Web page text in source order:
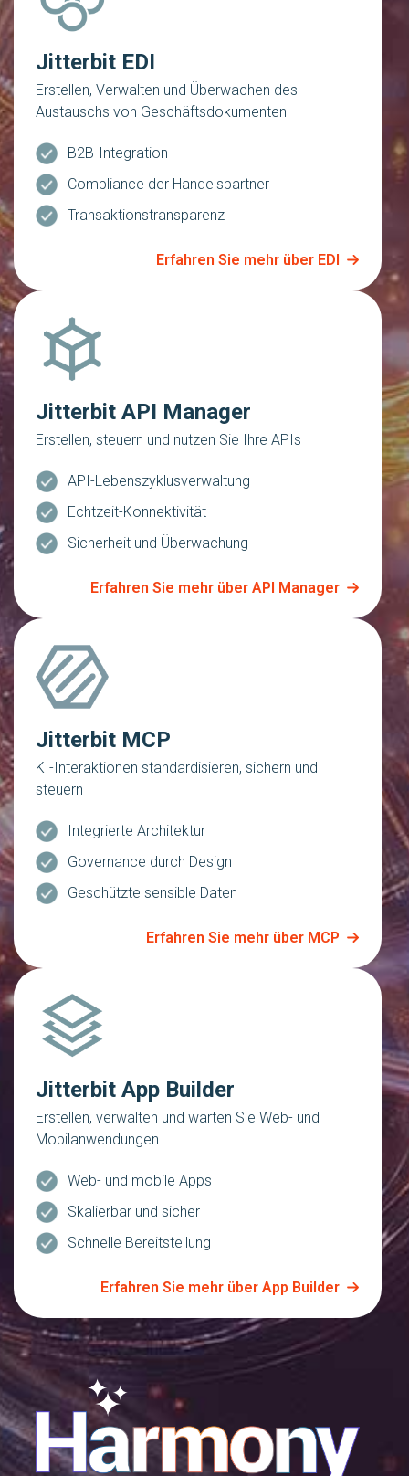
Jitterbit EDI
Erstellen, Verwalten und Überwachen des
Austauschs von Geschäftsdokumenten
B2B-Integration
Compliance der Handelspartner
Transaktionstransparenz
Erfahren Sie mehr über EDI
Jitterbit API Manager
Erstellen, steuern und nutzen Sie Ihre APIs
API-Lebenszyklusverwaltung
Echtzeit-Konnektivität
Sicherheit und Überwachung
Erfahren Sie mehr über API Manager
Jitterbit MCP
KI-Interaktionen standardisieren, sichern und
steuern
Integrierte Architektur
Governance durch Design
Geschützte sensible Daten
Erfahren Sie mehr über MCP
Jitterbit App Builder
Erstellen, verwalten und warten Sie Web- und
Mobilanwendungen
Web- und mobile Apps
Skalierbar und sicher
Schnelle Bereitstellung
Erfahren Sie mehr über App Builder